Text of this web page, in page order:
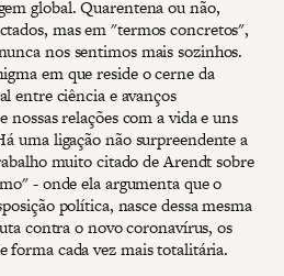
global. Quarentena ou não,
mas em "termos concretos",
nos sentimos mais sozinhos.
em que reside o cerne da
entre ciência e avanços
nossas relações com a vida e uns
uma ligação não surpreendente a
muito citado de Arendt sobre
- onde ela argumenta que o
política, nasce dessa mesma
contra o novo coronavírus, os
forma cada vez mais totalitária.